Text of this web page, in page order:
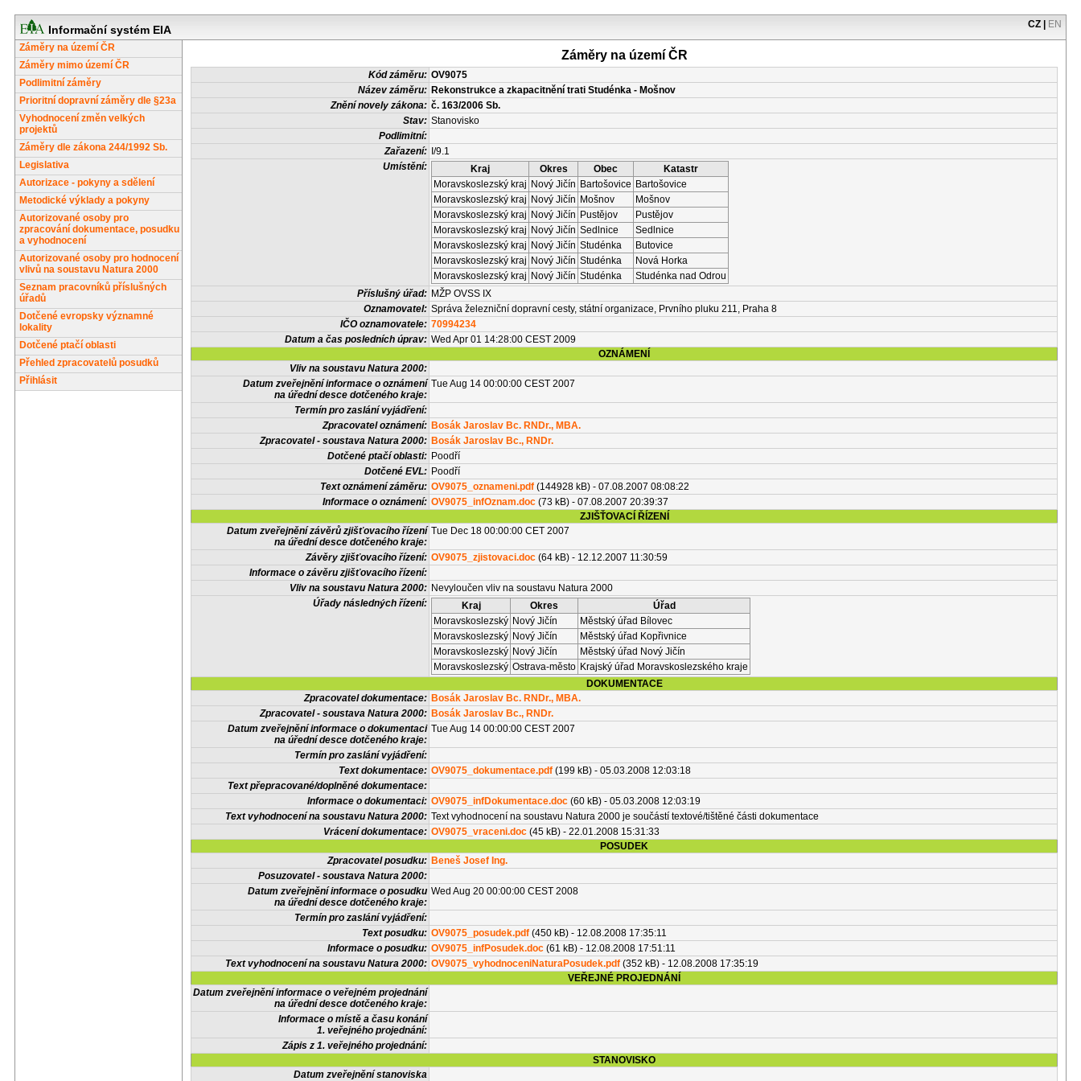
Informační systém EIA CZ EN
Záměry na území ČR
Záměry mimo území ČR
Podlimitní záměry
Prioritní dopravní záměry dle §23a
Vyhodnocení změn velkých
projektů
Záměry dle zákona 244/1992 Sb.
Legislativa
Autorizace - pokyny a sdělení
Metodické výklady a pokyny
Autorizované osoby pro
zpracování dokumentace, posudku
a vyhodnocení
Autorizované osoby pro hodnocení
vlivů na soustavu Natura 2000
Seznam pracovníků příslušných
úřadů
Dotčené evropsky významné
lokality
Dotčené ptačí oblasti
Přehled zpracovatelů posudků
Přihlásit
Záměry na území ČR
Kód záměru: OV9075
Název záměru: Rekonstrukce a zkapacitnění trati Studénka - Mošnov
Znění novely zákona: č. 163/2006 Sb.
Stav: Stanovisko
Podlimitní:
Zařazení: I/9.1
Umístění:
Kraj Okres Obec
Katastr
Moravskoslezský kraj Nový Jičín Bartošovice Bartošovice
Moravskoslezský kraj Nový Jičín Mošnov
Mošnov
Moravskoslezský kraj Nový Jičín Pustějov
Pustějov
Moravskoslezský kraj Nový Jičín Sedlnice
Sedlnice
Moravskoslezský kraj Nový Jičín Studénka
Butovice
Moravskoslezský kraj Nový Jičín Studénka
Nová Horka
Moravskoslezský kraj Nový Jičín Studénka
Studénka nad Odrou
Příslušný úřad: MŽP OVSS IX
Oznamovatel: Správa železniční dopravní cesty, státní organizace, Prvního pluku 211, Praha 8
IČO oznamovatele: 70994234
Datum a čas posledních úprav: Wed Apr 01 14:28:00 CEST 2009
OZNÁMENÍ
Vliv na soustavu Natura 2000:
Datum zveřejnění informace o oznámení
na úřední desce dotčeného kraje:
Tue Aug 14 00:00:00 CEST 2007
Termín pro zaslání vyjádření:
Zpracovatel oznámení: Bosák Jaroslav Bc. RNDr., MBA.
Zpracovatel - soustava Natura 2000: Bosák Jaroslav Bc., RNDr.
Dotčené ptačí oblasti: Poodří
Dotčené EVL: Poodří
Text oznámení záměru: OV9075_oznameni.pdf (144928 kB) - 07.08.2007 08:08:22
Informace o oznámení: OV9075_infOznam.doc (73 kB) - 07.08.2007 20:39:37
ZJIŠŤOVACÍ ŘÍZENÍ
Datum zveřejnění závěrů zjišťovacího řízení
na úřední desce dotčeného kraje:
Tue Dec 18 00:00:00 CET 2007
Závěry zjišťovacího řízení: OV9075_zjistovaci.doc (64 kB) - 12.12.2007 11:30:59
Informace o závěru zjišťovacího řízení:
Vliv na soustavu Natura 2000: Nevyloučen vliv na soustavu Natura 2000
Úřady následných řízení:
Kraj Okres
Úřad
Moravskoslezský Nový Jičín
Městský úřad Bílovec
Moravskoslezský Nový Jičín
Městský úřad Kopřivnice
Moravskoslezský Nový Jičín
Městský úřad Nový Jičín
Moravskoslezský Ostrava-město Krajský úřad Moravskoslezského kraje
DOKUMENTACE
Zpracovatel dokumentace: Bosák Jaroslav Bc. RNDr., MBA.
Zpracovatel - soustava Natura 2000: Bosák Jaroslav Bc., RNDr.
Datum zveřejnění informace o dokumentaci
na úřední desce dotčeného kraje:
Tue Aug 14 00:00:00 CEST 2007
Termín pro zaslání vyjádření:
Text dokumentace: OV9075_dokumentace.pdf (199 kB) - 05.03.2008 12:03:18
Text přepracované/doplněné dokumentace:
Informace o dokumentaci: OV9075_infDokumentace.doc (60 kB) - 05.03.2008 12:03:19
Text vyhodnocení na soustavu Natura 2000: Text vyhodnocení na soustavu Natura 2000 je součástí textové/tištěné části dokumentace
Vrácení dokumentace: OV9075_vraceni.doc (45 kB) - 22.01.2008 15:31:33
POSUDEK
Zpracovatel posudku: Beneš Josef Ing.
Posuzovatel - soustava Natura 2000:
Datum zveřejnění informace o posudku
na úřední desce dotčeného kraje:
Wed Aug 20 00:00:00 CEST 2008
Termín pro zaslání vyjádření:
Text posudku: OV9075_posudek.pdf (450 kB) - 12.08.2008 17:35:11
Informace o posudku: OV9075_infPosudek.doc (61 kB) - 12.08.2008 17:51:11
Text vyhodnocení na soustavu Natura 2000: OV9075_vyhodnoceniNaturaPosudek.pdf (352 kB) - 12.08.2008 17:35:19
VEŘEJNÉ PROJEDNÁNÍ
Datum zveřejnění informace o veřejném projednání
na úřední desce dotčeného kraje:
Informace o místě a času konání
1. veřejného projednání:
Zápis z 1. veřejného projednání:
STANOVISKO
Datum zveřejnění stanoviska